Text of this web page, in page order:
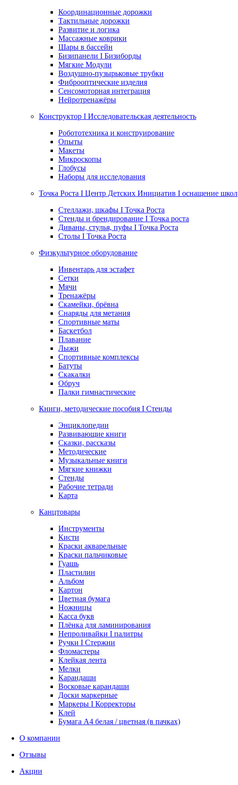
Координационные дорожки
Тактильные дорожки
Развитие и логика
Массажные коврики
Шары в бассейн
Бизипанели I Бизиборды
Мягкие Модули
Воздушно-пузырьковые трубки
Фиброоптические изделия
Сенсомоторная интеграция
Нейротренажёры
Конструктор I Исследовательская деятельность
Робототехника и конструирование
Опыты
Макеты
Микроскопы
Глобусы
Наборы для исследования
Точка Роста I Центр Детских Инициатив I оснащение школ
Стеллажи, шкафы I Точка Роста
Стенды и брендирование I Точка роста
Диваны, стулья, пуфы I Точка Роста
Столы I Точка Роста
Физкультурное оборудование
Инвентарь для эстафет
Сетки
Мячи
Тренажёры
Скамейки, брёвна
Снаряды для метания
Спортивные маты
Баскетбол
Плавание
Лыжи
Спортивные комплексы
Батуты
Скакалки
Обруч
Палки гимнастические
Книги, методические пособия I Стенды
Энциклопедии
Развивающие книги
Сказки, рассказы
Методические
Музыкальные книги
Мягкие книжки
Стенды
Рабочие тетради
Карта
Канцтовары
Инструменты
Кисти
Краски акварельные
Краски пальчиковые
Гуашь
Пластилин
Альбом
Картон
Цветная бумага
Ножницы
Касса букв
Плёнка для ламинирования
Непроливайки I палитры
Ручки I Стержни
Фломастеры
Клейкая лента
Мелки
Карандаши
Восковые карандаши
Доски маркерные
Маркеры I Корректоры
Клей
Бумага А4 белая / цветная (в пачках)
О компании
Отзывы
Акции